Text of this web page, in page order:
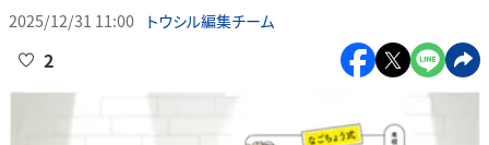
2025/12/31 11:00 トウシル編集チーム
2